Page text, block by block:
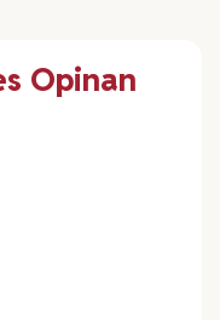
Opinan